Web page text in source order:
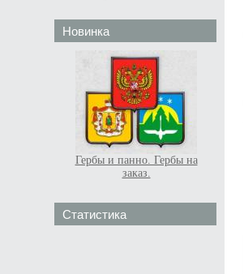
Новинка
Гербы и панно. Гербы на
заказ.
Статистика